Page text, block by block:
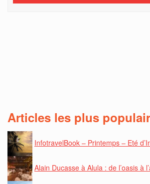
Articles les plus
InfotravelBook – Printemps – Eté
Alain Ducasse à Alula : de l’oasis à